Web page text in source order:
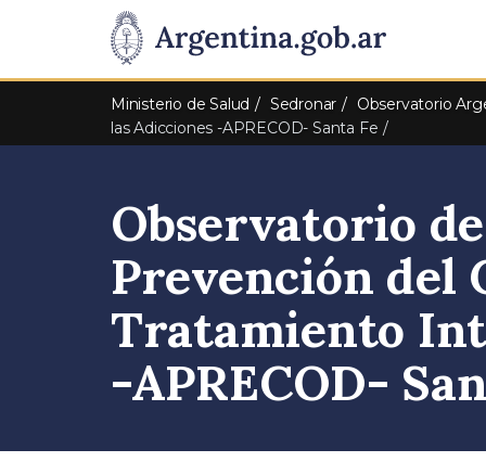
Presidencia
de
la
Pasar al contenido principal
Ministerio de Salud Sedronar
Observatorio
las Adicciones -APRECOD- Santa Fe
Observatorio
Prevención del
Tratamiento
-APRECOD-